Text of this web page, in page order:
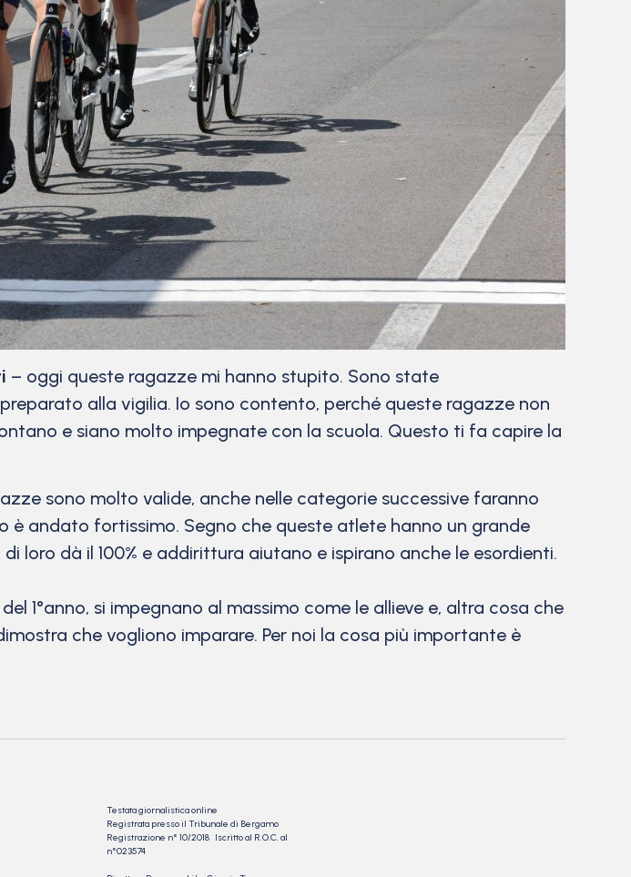
– oggi queste ragazze mi hanno stupito. Sono state
alla vigilia. Io sono contento, perché queste ragazze non
e siano molto impegnate con la scuola. Questo ti fa capire la
sono molto valide, anche nelle categorie successive faranno
è andato fortissimo. Segno che queste atlete hanno un grande
loro dà il 100% e addirittura aiutano e ispirano anche le esordienti.
1°anno, si impegnano al massimo come le allieve e, altra cosa che
che vogliono imparare. Per noi la cosa più importante è
Testata giornalistica online
Registrata presso il Tribunale di Bergamo
Registrazione n° 10/2018 Iscritto al R.O.C. al
n°023574